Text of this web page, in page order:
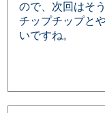
ので、次回はそ
チップチップと
いですね。